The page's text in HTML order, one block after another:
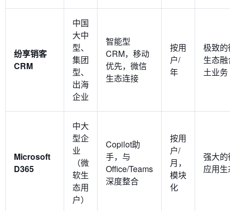
纷享销客
CRM
中国
大中
型、
集团
型、
出海
企业
智能型
CRM，移动
优先，微信
生态连接
按用
户/
年
极致
生态
土业务
Microsoft
D365
中大
型企
业
（微
软生
态用
户）
Copilot助
手，与
Office/Teams
深度整合
按用
户/
月，
模块
化
强大
应用